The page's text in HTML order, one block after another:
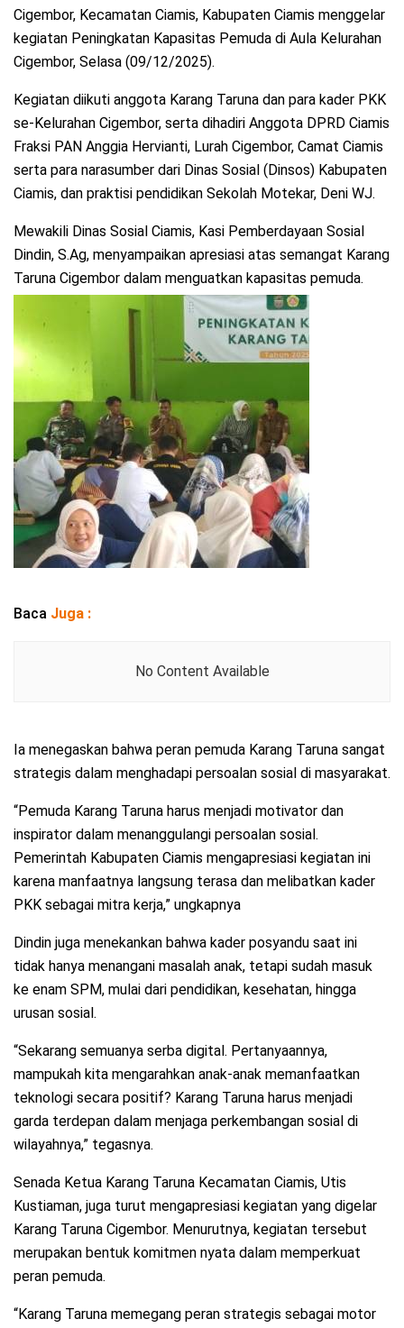
Cigembor, Kecamatan Ciamis, Kabupaten Ciamis menggelar
kegiatan Peningkatan Kapasitas Pemuda di Aula Kelurahan
Cigembor, Selasa (09/12/2025).
Kegiatan diikuti anggota Karang Taruna dan para kader PKK
se-Kelurahan Cigembor, serta dihadiri Anggota DPRD Ciamis
Fraksi PAN Anggia Hervianti, Lurah Cigembor, Camat Ciamis
serta para narasumber dari Dinas Sosial (Dinsos) Kabupaten
Ciamis, dan praktisi pendidikan Sekolah Motekar, Deni WJ.
Mewakili Dinas Sosial Ciamis, Kasi Pemberdayaan Sosial
Dindin, S.Ag, menyampaikan apresiasi atas semangat Karang
Taruna Cigembor dalam menguatkan kapasitas pemuda.
Baca Juga :
No Content Available
Ia menegaskan bahwa peran pemuda Karang Taruna sangat
strategis dalam menghadapi persoalan sosial di masyarakat.
“Pemuda Karang Taruna harus menjadi motivator dan
inspirator dalam menanggulangi persoalan sosial.
Pemerintah Kabupaten Ciamis mengapresiasi kegiatan ini
karena manfaatnya langsung terasa dan melibatkan kader
PKK sebagai mitra kerja,” ungkapnya
Dindin juga menekankan bahwa kader posyandu saat ini
tidak hanya menangani masalah anak, tetapi sudah masuk
ke enam SPM, mulai dari pendidikan, kesehatan, hingga
urusan sosial.
“Sekarang semuanya serba digital. Pertanyaannya,
mampukah kita mengarahkan anak-anak memanfaatkan
teknologi secara positif? Karang Taruna harus menjadi
garda terdepan dalam menjaga perkembangan sosial di
wilayahnya,” tegasnya.
Senada Ketua Karang Taruna Kecamatan Ciamis, Utis
Kustiaman, juga turut mengapresiasi kegiatan yang digelar
Karang Taruna Cigembor. Menurutnya, kegiatan tersebut
merupakan bentuk komitmen nyata dalam memperkuat
peran pemuda.
“Karang Taruna memegang peran strategis sebagai motor